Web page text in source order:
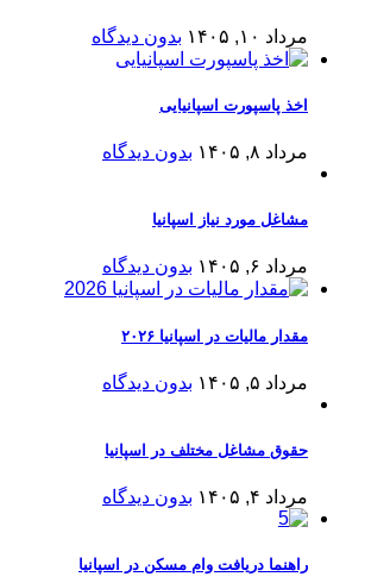
مرداد ۱۰, ۱۴۰۵ بدون دیدگاه
اخذ پاسپورت اسپانیایی
مرداد ۸, ۱۴۰۵ بدون دیدگاه
مشاغل مورد نیاز اسپانیا
مرداد ۶, ۱۴۰۵ بدون دیدگاه
مقدار مالیات در اسپانیا ۲۰۲۶
مرداد ۵, ۱۴۰۵ بدون دیدگاه
حقوق مشاغل مختلف در اسپانیا
مرداد ۴, ۱۴۰۵ بدون دیدگاه
راهنما دریافت وام مسکن در اسپانیا